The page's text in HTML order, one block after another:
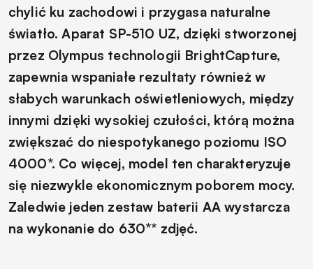
chylić ku zachodowi i przygasa naturalne
światło. Aparat SP-510 UZ, dzięki stworzonej
przez Olympus technologii BrightCapture,
zapewnia wspaniałe rezultaty również w
słabych warunkach oświetleniowych, między
innymi dzięki wysokiej czułości, którą można
zwiększać do niespotykanego poziomu ISO
4000*. Co więcej, model ten charakteryzuje
się niezwykle ekonomicznym poborem mocy.
Zaledwie jeden zestaw baterii AA wystarcza
na wykonanie do 630** zdjęć.